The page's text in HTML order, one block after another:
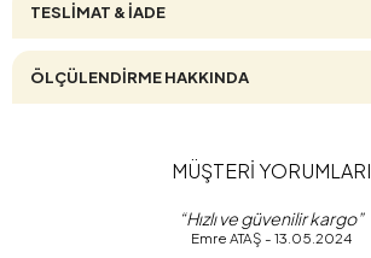
TESLİMAT & İADE
ÖLÇÜLENDİRME HAKKINDA
MÜŞTERİ YORUMLARI
“Hızlı ve güvenilir kargo”
Emre ATAŞ - 13.05.2024